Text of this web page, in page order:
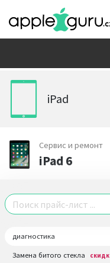
iPad
Сервис и ремонт
iPad 6
диагностика
Замена битого стекла скидк